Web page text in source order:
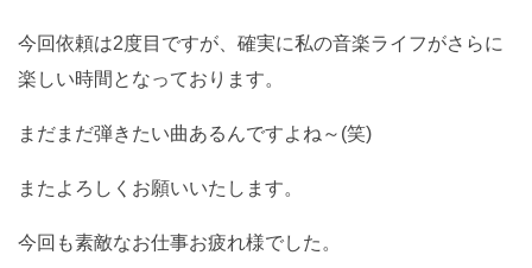
今回依頼は2度目ですが、確実に私の音楽ライフがさらに
楽しい時間となっております。
まだまだ弾きたい曲あるんですよね～(笑)
またよろしくお願いいたします。
今回も素敵なお仕事お疲れ様でした。